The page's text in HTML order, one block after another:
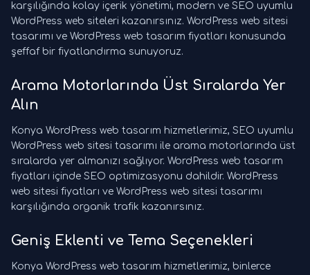
karşılığında kolay içerik yönetimi, modern ve SEO uyumlu
WordPress web siteleri kazanırsınız. WordPress web sitesi
tasarımı ve WordPress web tasarım fiyatları konusunda
şeffaf bir fiyatlandırma sunuyoruz.
Arama Motorlarında Üst Sıralarda Yer
Alın
Konya WordPress web tasarım hizmetlerimiz, SEO uyumlu
WordPress web sitesi tasarımı ile arama motorlarında üst
sıralarda yer almanızı sağlıyor. WordPress web tasarım
fiyatları içinde SEO optimizasyonu dahildir. WordPress
web sitesi fiyatları ve WordPress web sitesi tasarımı
karşılığında organik trafik kazanırsınız.
Geniş Eklenti ve Tema Seçenekleri
Konya WordPress web tasarım hizmetlerimiz, binlerce